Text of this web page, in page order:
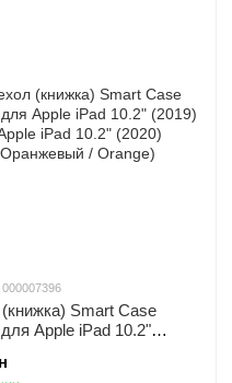
Smart Case
Apple iPad 10.2"
/ Orange)